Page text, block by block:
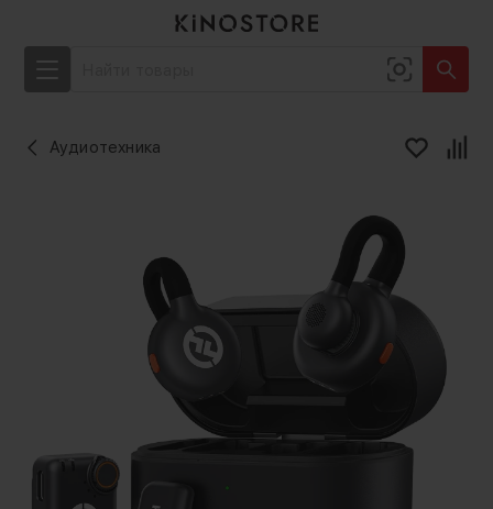
Аудиотехника